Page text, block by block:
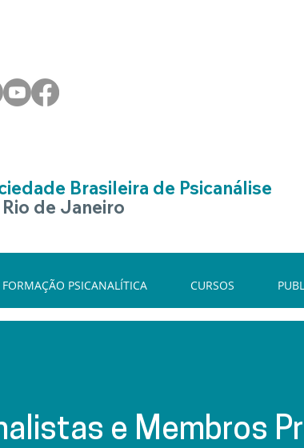
Brasileira de Psicanálise
de Janeiro
e Membros
FORMAÇÃO PSICANALÍTICA CURSOS